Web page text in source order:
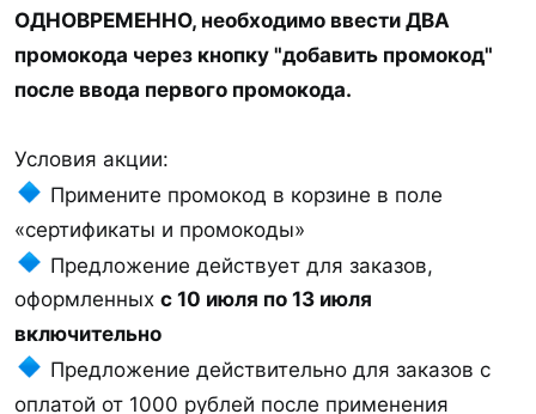
ОДНОВРЕМЕННО, необходимо ввести ДВА
промокода через кнопку "добавить промокод"
после ввода первого промокода.
Условия акции:
Примените промокод в корзине в поле
«сертификаты и промокоды»
Предложение действует для заказов,
оформленных с 10 июля по 13 июля
включительно
Предложение действительно для заказов c
оплатой от 1000 рублей после применения